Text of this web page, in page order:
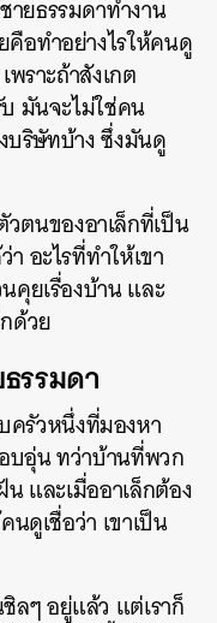
ายธรรมดาทำงาน
อทำอย่างไรให้คนดู
ราะถ้าสังเกต
มันจะไม่ใช่คน
บริษัทบ้าง ซึ่งมันดู
ตนของอาเล็กที่เป็น
อะไรที่ทำให้เขา
คุยเรื่องบ้าน และ
ด้วย
รรมดา
ครัวหนึ่งที่มองหา
บอุ่น ทว่าบ้านที่พวก
และเมื่ออาเล็กต้อง
ดูเชื่อว่า เขาเป็น
ลๆ อยู่แล้ว แต่เราก็